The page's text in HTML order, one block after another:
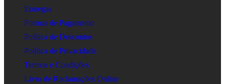
Entregas
Formas de Pagamento
Política de Descontos
Política de Privacidade
Termos e Condições
Livro de Reclamações Online